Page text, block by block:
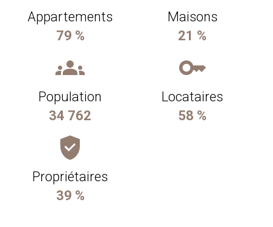
Appartements
79 %
Maisons
21 %
Population
34 762
Locataires
58 %
Propriétaires
39 %